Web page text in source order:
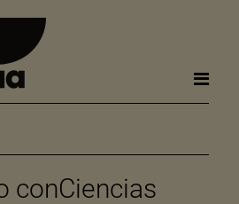
conCiencias